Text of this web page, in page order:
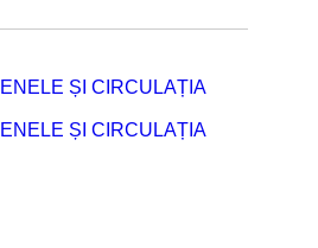
ȘI CIRCULAȚIA
ȘI CIRCULAȚIA